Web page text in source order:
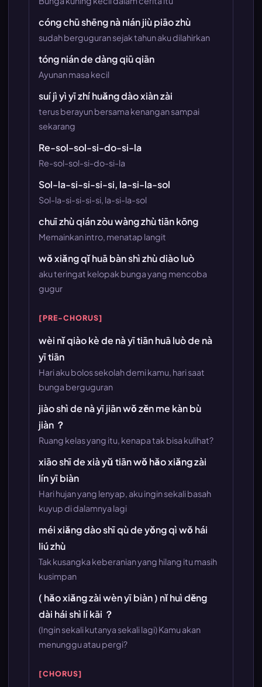
cóng chū shēng nà nián jiù piāo zhù
sudah berguguran sejak tahun aku dilahirkan
tóng nián de dàng qiū qiān
Ayunan masa kecil
suí jì yì yī zhí huǎng dào xiàn zài
terus berayun bersama kenangan sampai
sekarang
Re-sol-sol-si-do-si-la
Re-sol-sol-si-do-si-la
Sol-la-si-si-si-si, la-si-la-sol
Sol-la-si-si-si-si, la-si-la-sol
chuī zhù qián zòu wàng zhù tiān kōng
Memainkan intro, menatap langit
wǒ xiǎng qǐ huā bàn shì zhù diào luò
aku teringat kelopak bunga yang mencoba
gugur
[PRE-CHORUS]
wèi nǐ qiào kè de nà yī tiān huā luò de nà
yī tiān
Hari aku bolos sekolah demi kamu, hari saat
bunga berguguran
jiào shì de nà yī jiān wǒ zěn me kàn bù
jiàn ？
Ruang kelas yang itu, kenapa tak bisa kulihat?
xiāo shī de xià yǔ tiān wǒ hǎo xiǎng zài
lín yī biàn
Hari hujan yang lenyap, aku ingin sekali basah
kuyup di dalamnya lagi
méi xiǎng dào shī qù de yǒng qì wǒ hái
liú zhù
Tak kusangka keberanian yang hilang itu masih
kusimpan
( hǎo xiǎng zài wèn yī biàn ) nǐ huì děng
dài hái shì lí kāi ？
(Ingin sekali kutanya sekali lagi) Kamu akan
menunggu atau pergi?
[CHORUS]